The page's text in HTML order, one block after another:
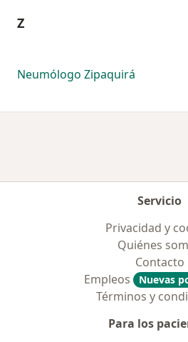
Z
Neumólogo Zipaquirá
Servicio
Privacidad y
Quiénes
Contacto
Empleos
Nuevas
Términos y
Para los